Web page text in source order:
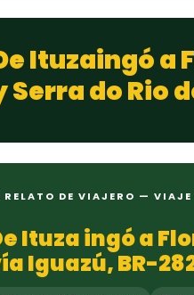
Ituzaingó a
Serra do Rio
DE VIAJERO — VIAJE
Ituza ingó a
Iguazú, BR-